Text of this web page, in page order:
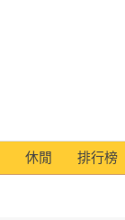
休閒 排行榜